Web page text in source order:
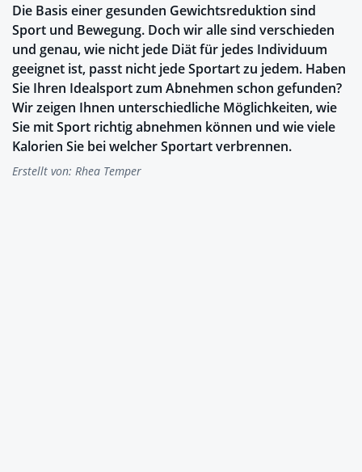
Die Basis einer gesunden Gewichtsreduktion sind
Sport und Bewegung. Doch wir alle sind verschieden
und genau, wie nicht jede Diät für jedes Individuum
geeignet ist, passt nicht jede Sportart zu jedem. Haben
Sie Ihren Idealsport zum Abnehmen schon gefunden?
Wir zeigen Ihnen unterschiedliche Möglichkeiten, wie
Sie mit Sport richtig abnehmen können und wie viele
Kalorien Sie bei welcher Sportart verbrennen.
Erstellt von: Rhea Temper